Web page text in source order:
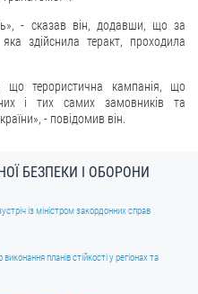
- сказав він, додавши, що за
здійснила теракт, проходила
терористична кампанія, що
і тих самих замовників та
- повідомив він.
БЕЗПЕКИ І ОБОРОНИ
із міністром закордонних справ
планів стійкості у регіонах та